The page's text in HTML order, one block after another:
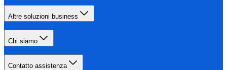
Altre soluzioni business
Chi siamo
Contatto assistenza